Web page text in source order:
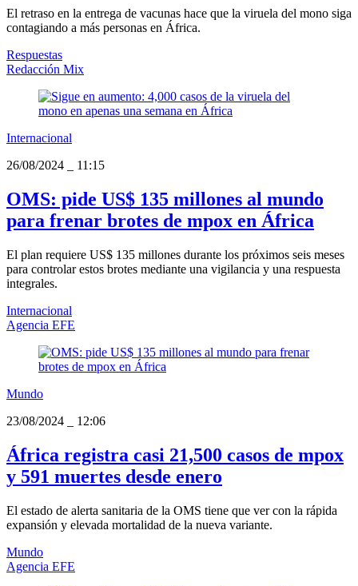
El retraso en la entrega de vacunas hace que la viruela del mono siga
contagiando a más personas en África.
Respuestas
Redacción Mix
Internacional
26/08/2024
11:15
OMS: pide US$ 135 millones al mundo
para frenar brotes de mpox en África
El plan requiere US$ 135 millones durante los próximos seis meses
para controlar estos brotes mediante una vigilancia y una respuesta
integrales.
Internacional
Agencia EFE
Mundo
23/08/2024
12:06
África registra casi 21,500 casos de mpox
y 591 muertes desde enero
El estado de alerta sanitaria de la OMS tiene que ver con la rápida
expansión y elevada mortalidad de la nueva variante.
Mundo
Agencia EFE